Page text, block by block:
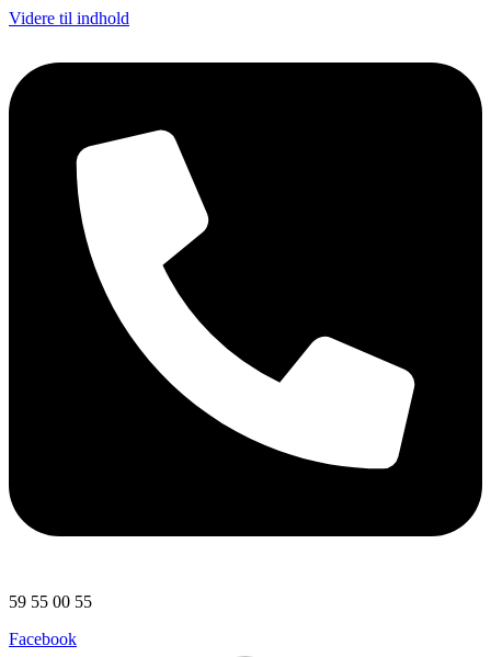
Videre til indhold
59 55 00 55
Facebook